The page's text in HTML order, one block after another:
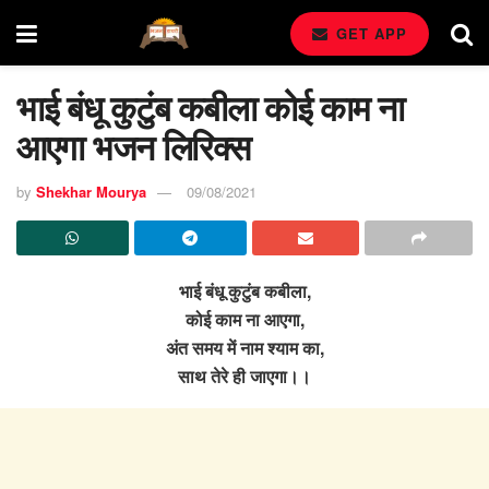
GET APP
भाई बंधू कुटुंब कबीला कोई काम ना
आएगा भजन लिरिक्स
by Shekhar Mourya 09/08/2021
भाई बंधू कुटुंब कबीला,
कोई काम ना आएगा,
अंत समय में नाम श्याम का,
साथ तेरे ही जाएगा।।